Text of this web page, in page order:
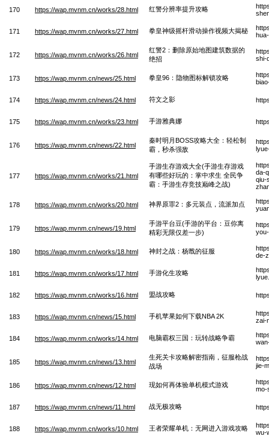
170 https://wap.mvnm.cn/works/28.html 红警分辨率提升攻略
171 https://wap.mvnm.cn/works/27.html 拳皇神级摇杆滑动操作视频大揭秘
172 https://wap.mvnm.cn/works/26.html
红警2：删除原始地图建筑数据的
绝招
shi-
173 https://wap.mvnm.cn/news/25.html 拳皇96：隐物图标解锁攻略
174 https://wap.mvnm.cn/news/24.html 符文之影
175 https://wap.mvnm.cn/works/23.html 手游雅典娜
176 https://wap.mvnm.cn/news/22.html
秦时明月BOSS攻略大全：轻松制
霸，秒杀强敌
177 https://wap.mvnm.cn/works/21.html
手游生存游戏大全(手游生存游戏
有哪些好玩的：掌中求生 全民争
霸：手游生存竞技巅峰之战)
da-
qiu-
178 https://wap.mvnm.cn/works/20.html 神界原罪2：多元装点，流派加点
179 https://wap.mvnm.cn/news/19.html
手游平台豆(手游的平台：豆你离
精彩无限仅差一步)
180 https://wap.mvnm.cn/works/18.html 神封之战：杨戬的征服
de-
181 https://wap.mvnm.cn/works/17.html 手游化生攻略
182 https://wap.mvnm.cn/works/16.html 盟战攻略
183 https://wap.mvnm.cn/news/15.html 手机苹果如何下载NBA 2K
zai-
184 https://wap.mvnm.cn/works/14.html 电脑霸权三国：玩转战略争霸
185 https://wap.mvnm.cn/news/13.html
生死关卡攻略解密指南，征服枪战
战场
jie-
186 https://wap.mvnm.cn/news/12.html 现如何再体验单机模式游戏
mo-
187 https://wap.mvnm.cn/news/11.html 战无极攻略
188 https://wap.mvnm.cn/works/10.html 王者荣耀单机：无网进入游戏攻略
wu-